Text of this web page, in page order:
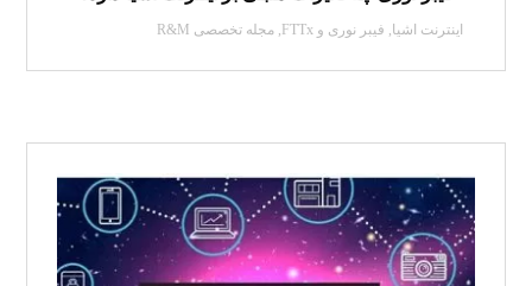
اینترنت اشیا, فیبر نوری و FTTx ,مجله تخصصی R&M